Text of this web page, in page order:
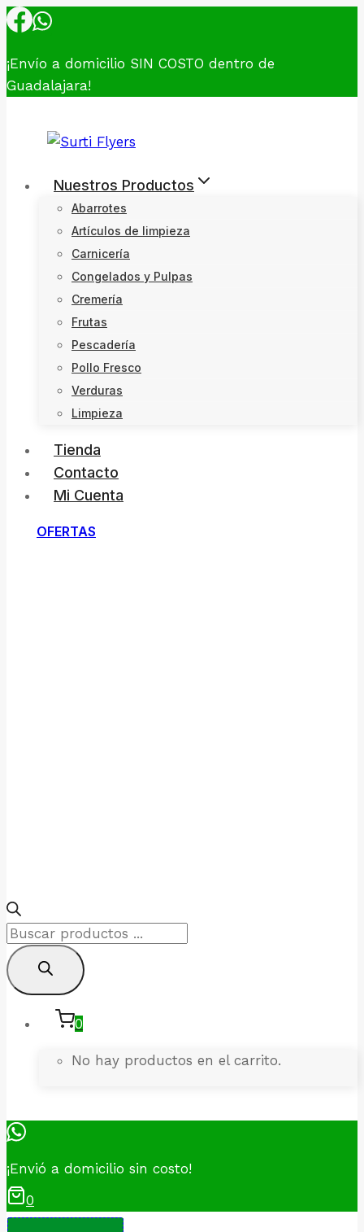
Skip
content
¡Envío a domicilio SIN COSTO dentro de
Guadalajara!
Nuestros Productos
Abarrotes
Artículos de limpieza
Carnicería
Congelados y Pulpas
Cremería
Frutas
Pescadería
Pollo Fresco
Verduras
Limpieza
Tienda
Contacto
Mi Cuenta
OFERTAS
Products
search
0
No hay productos en el carrito.
¡Envió a domicilio sin costo!
0